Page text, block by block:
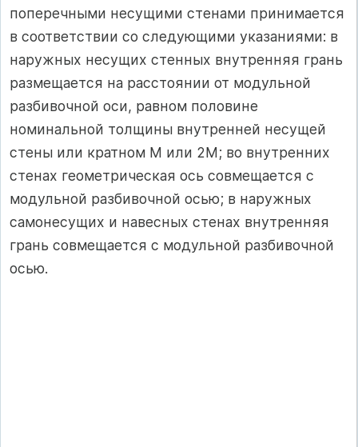
поперечными несущими стенами принимается
в соответствии со следующими указаниями: в
наружных несущих стенных внутренняя грань
размещается на расстоянии от модульной
разбивочной оси, равном половине
номинальной толщины внутренней несущей
стены или кратном М или 2М; во внутренних
стенах геометрическая ось совмещается с
модульной разбивочной осью; в наружных
самонесущих и навесных стенах внутренняя
грань совмещается с модульной разбивочной
осью.